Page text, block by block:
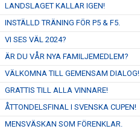
LANDSLAGET KALLAR IGEN!
INSTÄLLD TRÄNING FÖR P5 & F5.
VI SES VÄL 2024?
ÄR DU VÅR NYA FAMILJEMEDLEM?
VÄLKOMNA TILL GEMENSAM DIALOG!
GRATTIS TILL ALLA VINNARE!
ÅTTONDELSFINAL I SVENSKA CUPEN!
MENSVÄSKAN SOM FÖRENKLAR.